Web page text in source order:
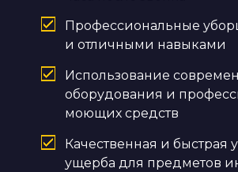
Профессиональные
и отличными навыками
Использование
оборудования и
моющих средств
Качественная и быстрая
ущерба для предметов